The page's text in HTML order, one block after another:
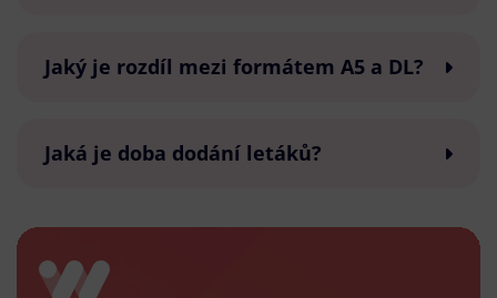
Jaký je rozdíl mezi formátem A5 a DL?
Jaká je doba dodání letáků?